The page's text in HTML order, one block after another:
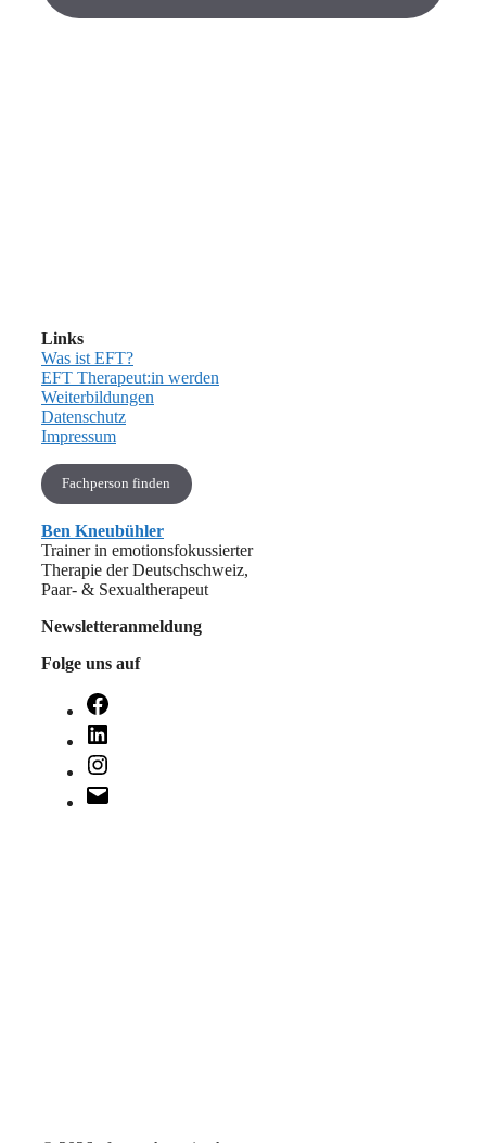
Links
Was ist EFT?
EFT Therapeut:in werden
Weiterbildungen
Datenschutz
Impressum
Fachperson finden
Ben Kneubühler
Trainer in emotionsfokussierter
Therapie der Deutschschweiz,
Paar- & Sexualtherapeut
Newsletteranmeldung
Folge uns auf
Facebook
LinkedIn
Instagram
E-
Mail